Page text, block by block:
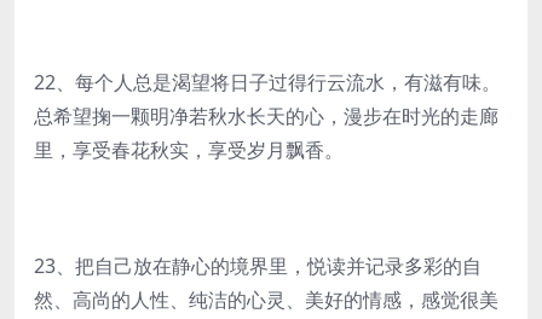
22、每个人总是渴望将日子过得行云流水，有滋有味。
总希望掬一颗明净若秋水长天的心，漫步在时光的走廊
里，享受春花秋实，享受岁月飘香。
23、把自己放在静心的境界里，悦读并记录多彩的自
然、高尚的人性、纯洁的心灵、美好的情感，感觉很美